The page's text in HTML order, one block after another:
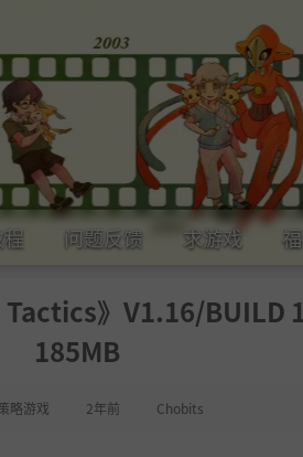
问题反馈 求游戏
Tactics》V1.16/BUILD
185MB
略游戏 2年前 Chobits